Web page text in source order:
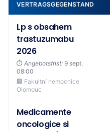
VERTRAGSGEGENSTAND
Lp s obsahem
trastuzumabu
2026
⏱️ Angebotsfrist: 9 sept.
08:00
🏢 Fakultní nemocnice
Olomouc
Medicamente
oncologice si